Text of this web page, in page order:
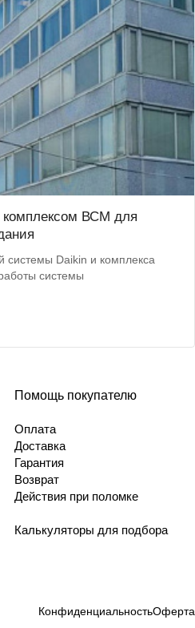
комплексом ВСМ для
системы Daikin и комплекса
системы
Помощь покупателю
Оплата
Доставка
Гарантия
Возврат
Действия при поломке
Калькуляторы для подбора
КонфиденциальностьОферта